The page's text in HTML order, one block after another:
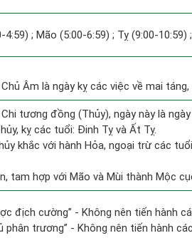
4:59) ; Mão (5:00-6:59) ; Tỵ (9:00-
Âm là ngày kỵ các việc về mai
tương đồng (Thủy), ngày này là
kỵ các tuổi: Đinh Tỵ và Ất Tỵ.
khắc với hành Hỏa, ngoại trừ các
tam hợp với Mão và Mùi thành Mộc
địch cường” - Không nên tiến hành
phân trương” - Không nên tiến hành